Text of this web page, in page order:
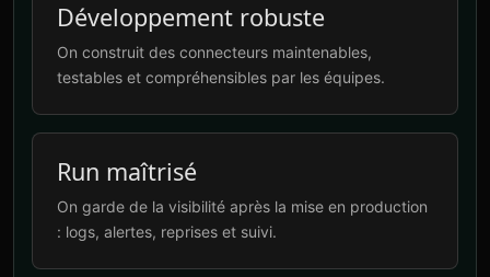
Développement robuste
On construit des connecteurs maintenables,
testables et compréhensibles par les équipes.
Run maîtrisé
On garde de la visibilité après la mise en production
: logs, alertes, reprises et suivi.